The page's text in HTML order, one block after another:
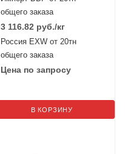
общего заказа
3 116.82 руб./кг
Россия EXW от 20тн
общего заказа
Цена по запросу
В КОРЗИНУ